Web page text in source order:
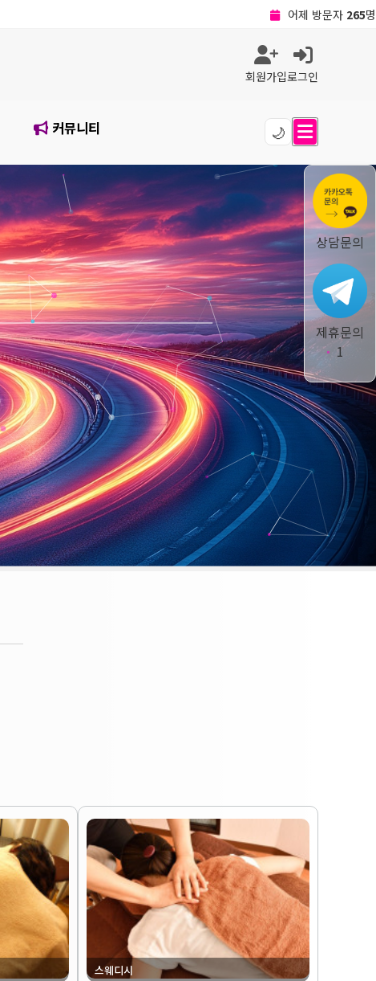
최대 방문자 764명
현재 접속자
전체 회원수
오늘 방문자
전체 방문자
현재 접속자
회원가입로그인
커뮤니티 🌙
스웨디시
상담문의
제휴문의
1